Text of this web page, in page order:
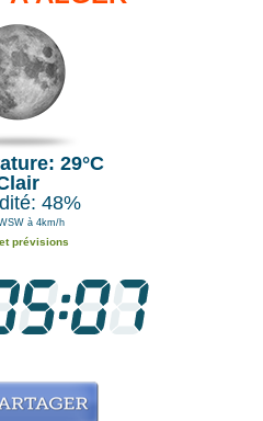
29°C
48%
à 4km/h
prévisions